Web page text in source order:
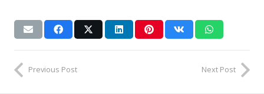
Previous Post Next Post